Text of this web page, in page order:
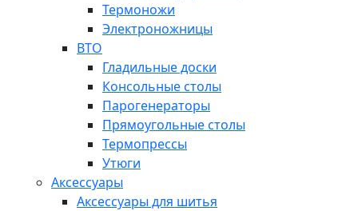
Термоножи
Электроножницы
ВТО
Гладильные доски
Консольные столы
Парогенераторы
Прямоугольные столы
Термопрессы
Утюги
Аксессуары
Аксессуары для шитья